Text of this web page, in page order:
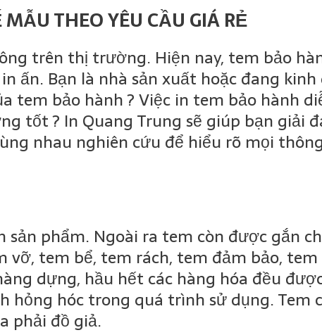
THEO YÊU CẦU GIÁ RẺ
trên thị trường. Hiện nay, tem bảo
ấn. Bạn là nhà sản xuất hoặc đang
tem bảo hành ? Việc in tem bảo hành
tốt ? In Quang Trung sẽ giúp bạn giải
nhau nghiên cứu để hiểu rõ mọi
phẩm. Ngoài ra tem còn được gắn
tem bể, tem rách, tem đảm bảo,
dựng, hầu hết các hàng hóa đều
hỏng hóc trong quá trình sử dụng. Tem
phải đồ giả.